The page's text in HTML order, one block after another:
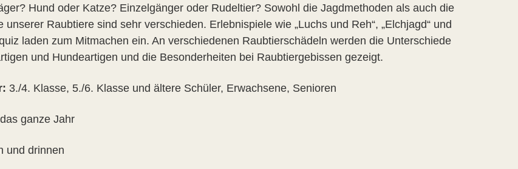
Hund oder Katze? Einzelgänger oder Rudeltier? Sowohl die Jagdmethoden als auch die
unserer Raubtiere sind sehr verschieden. Erlebnispiele wie „Luchs und Reh“, „Elchjagd“ und
laden zum Mitmachen ein. An verschiedenen Raubtierschädeln werden die Unterschiede
und Hundeartigen und die Besonderheiten bei Raubtiergebissen gezeigt.
3./4. Klasse, 5./6. Klasse und ältere Schüler, Erwachsene, Senioren
das ganze Jahr
und drinnen